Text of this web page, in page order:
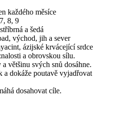
každého měsíce
8, 9
a šedá
východ, jih a sever
ázijské krvácející srdce
a obrovskou sílu.
většinu svých snů dosáhne.
dokáže poutavě vyjadřovat
dosahovat cíle.